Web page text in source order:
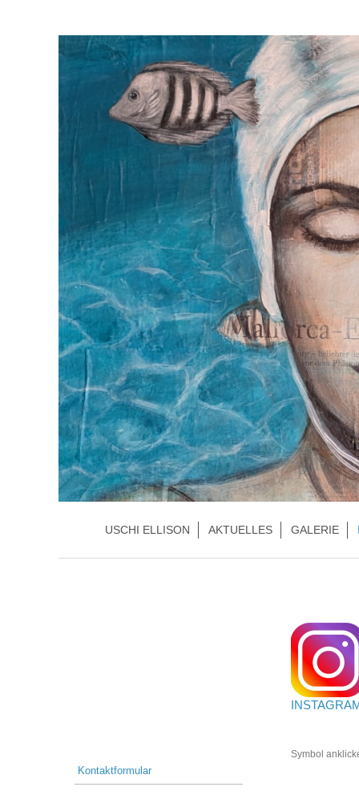
USCHI ELLISON AKTUELLES GALERIE
Symbol
Kontaktformular